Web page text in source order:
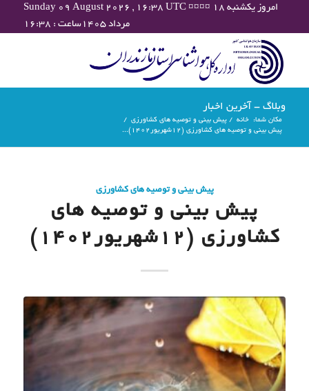
Sunday 09 August 2026 , 16:38 UTC ¤¤¤¤ امروز یکشنبه ۱۸
مرداد ۱۴۰۵ساعت : ۱۶:۳۸
وبلاگ - آخرین اخبار
مکان شما: خانه / پیش بینی و توصیه های کشاورزی /
پیش بینی و توصیه های کشاورزی (12شهریور۱۴۰۲)...
پیش بینی و توصیه های کشاورزی
پیش بینی و توصیه های
کشاورزی (12شهریور۱۴۰۲)